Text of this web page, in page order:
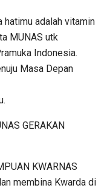
hatimu adalah vitamin
MUNAS utk
Indonesia.
Masa Depan
GERAKAN
KWARNAS
membina Kwarda di